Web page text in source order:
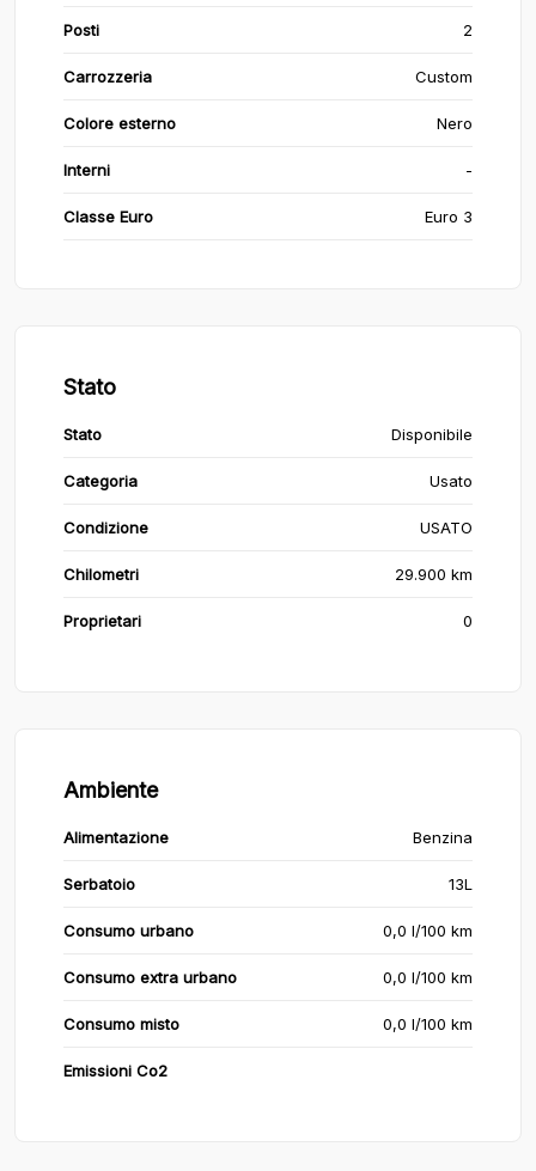
Posti 2
Carrozzeria Custom
Colore esterno Nero
Interni -
Classe Euro Euro 3
Stato
Stato Disponibile
Categoria Usato
Condizione USATO
Chilometri 29.900 km
Proprietari 0
Ambiente
Alimentazione Benzina
Serbatoio 13L
Consumo urbano 0,0 l/100 km
Consumo extra urbano 0,0 l/100 km
Consumo misto 0,0 l/100 km
Emissioni Co2